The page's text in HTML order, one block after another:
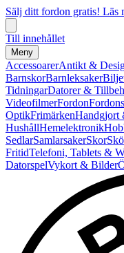
Sälj ditt fordon gratis! Läs
Till innehållet
Meny
AccessoarerAntikt &
BarnskorBarnleksaker
TidningarDatorer &
VideofilmerFordon
OptikFrimärkenHandgjort
HushållHemelektronik
SedlarSamlarsakerSkor
FritidTelefoni, Tablets &
DatorspelVykort & Bilder